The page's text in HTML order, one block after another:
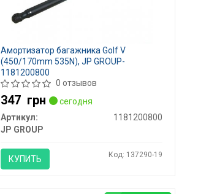
Амортизатор багажника Golf V
(450/170mm 535N), JP GROUP-
1181200800
0 отзывов
347 грн
сегодня
Артикул:
1181200800
JP GROUP
КУПИТЬ Код: 137290-19